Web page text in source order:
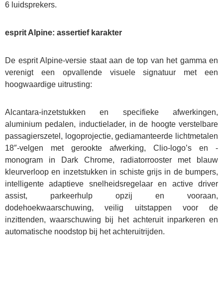
6 luidsprekers.
esprit Alpine: assertief karakter
De esprit Alpine-versie staat aan de top van het gamma en
verenigt een opvallende visuele signatuur met een
hoogwaardige uitrusting:
Alcantara-inzetstukken en specifieke afwerkingen,
aluminium pedalen, inductielader, in de hoogte verstelbare
passagierszetel, logoprojectie, gediamanteerde lichtmetalen
18″-velgen met gerookte afwerking, Clio-logo’s en -
monogram in Dark Chrome, radiatorrooster met blauw
kleurverloop en inzetstukken in schiste grijs in de bumpers,
intelligente adaptieve snelheidsregelaar en active driver
assist, parkeerhulp opzij en vooraan,
dodehoekwaarschuwing, veilig uitstappen voor de
inzittenden, waarschuwing bij het achteruit inparkeren en
automatische noodstop bij het achteruitrijden.